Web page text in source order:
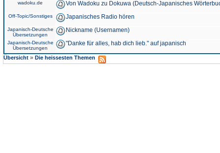
wadoku.de Von Wadoku zu Dokuwa (Deutsch-Japanisches
Off-Topic/Sonstiges Japanisches Radio hören
Japanisch-Deutsche
Übersetzungen
Nickname (Usernamen)
Japanisch-Deutsche
Übersetzungen
"Danke für alles, hab dich lieb." auf japanisch
Übersicht » Die heissesten Themen